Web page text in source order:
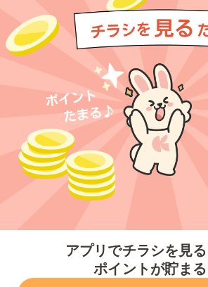
アプリでチラシを見
ポイントが貯まる